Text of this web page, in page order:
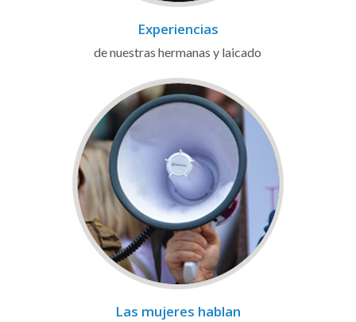
Experiencias
de nuestras hermanas y laicado
Las mujeres hablan